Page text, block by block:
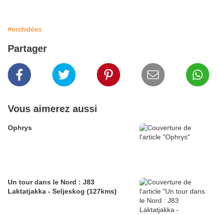
#orchidées
Partager
Vous aimerez aussi
Ophrys
Un tour dans le Nord : J83
Laktatjakka - Seljeskog (127kms)